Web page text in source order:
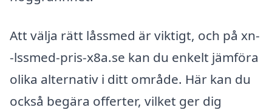
Att välja rätt låssmed är viktigt, och på xn-
-lssmed-pris-x8a.se kan du enkelt jämföra
olika alternativ i ditt område. Här kan du
också begära offerter, vilket ger dig